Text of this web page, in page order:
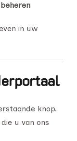
in uw
knop.
u van ons